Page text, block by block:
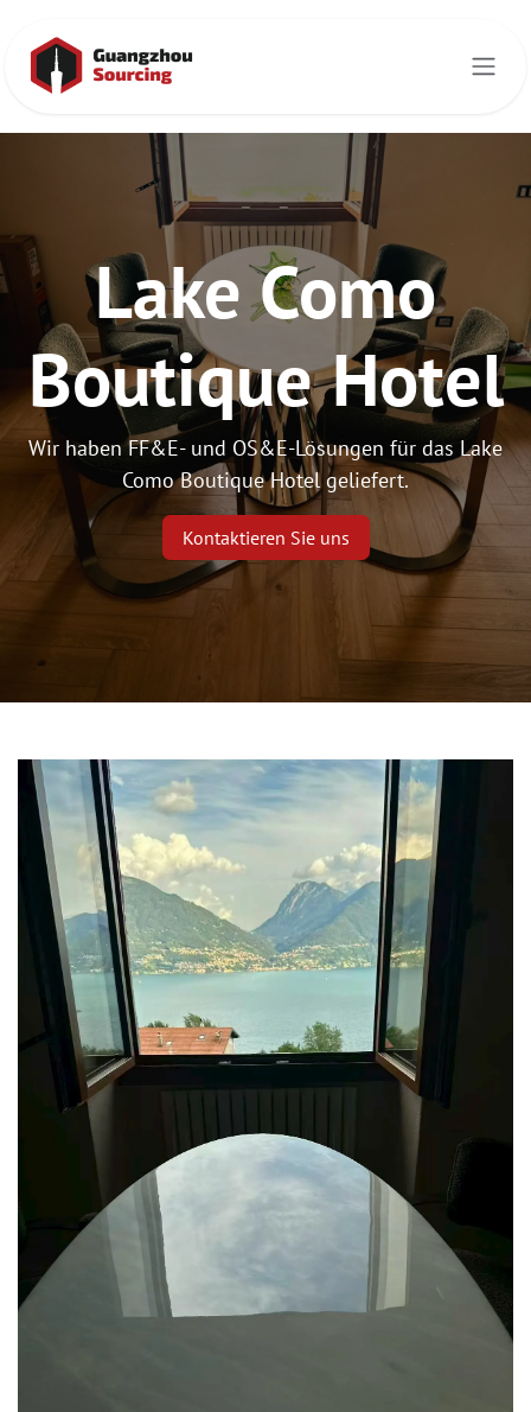
Lake Como
Boutique Hotel
Wir haben FF&E- und OS&E-Lösungen für das Lake
Como Boutique Hotel geliefert.
Kontaktieren Sie uns